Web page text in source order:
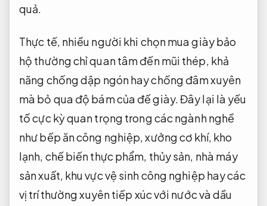
quả.
Thực tế, nhiều người khi chọn mua giày bảo
hộ thường chỉ quan tâm đến mũi thép, khả
năng chống dập ngón hay chống đâm xuyên
mà bỏ qua độ bám của đế giày. Đây lại là yếu
tố cực kỳ quan trọng trong các ngành nghề
như bếp ăn công nghiệp, xưởng cơ khí, kho
lạnh, chế biến thực phẩm, thủy sản, nhà máy
sản xuất, khu vực vệ sinh công nghiệp hay các
vị trí thường xuyên tiếp xúc với nước và dầu